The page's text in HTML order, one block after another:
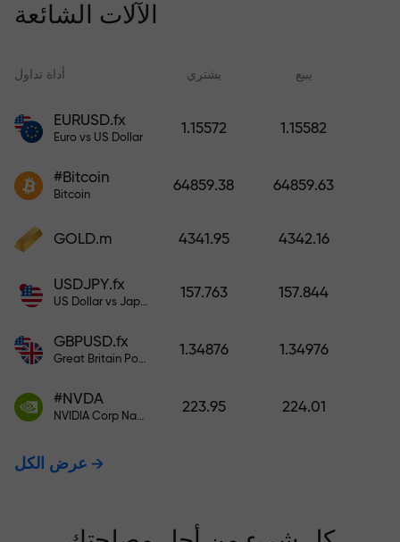
خسائرك ويضمن لك مضاعفة أرباحك
ثلاث مرات خلال ستة أشهر. تداول
مطبعياً. كلما زاد مبلغ الإيداع، زادت
الآلات الشائعة
أداة تداول يشتري يبيع
EURUSD.fx
Euro vs US Dollar
1.15572 1.15582
#Bitcoin
Bitcoin
64859.38 64859.63
GOLD.m 4341.95 4342.16
USDJPY.fx
US Dollar vs Japanese Yen
157.763 157.844
GBPUSD.fx
Great Britain Pound vs US Dollar
1.34876 1.34976
#NVDA
NVIDIA Corp Nasdaq Stock Exchange (Nasdaq) USD
223.95 224.01
عرض الكل